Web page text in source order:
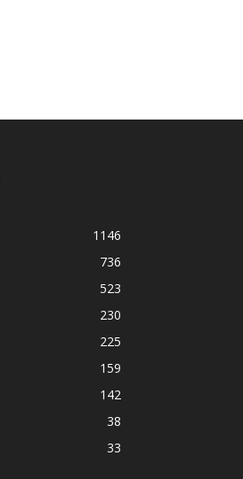
1146
736
523
230
225
159
142
38
33